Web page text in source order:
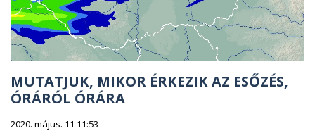
MUTATJUK, MIKOR ÉRKEZIK AZ ESŐZÉS,
ÓRÁRÓL ÓRÁRA
2020. május. 11 11:53